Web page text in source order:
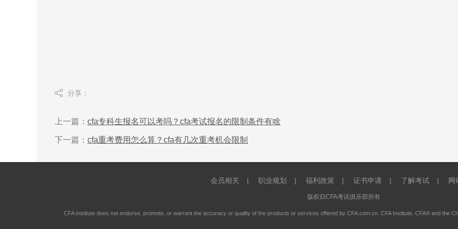
分享：
上一篇： cfa专科生报名可以考吗？cfa考试报名的限制条件有啥
下一篇： cfa重考费用怎么算？cfa有几次重考机会限制
会员相关 | 职业规划 | 福利政策 | 证书申请 | 了解考试 | 网
版权归CFA考试俱乐部所有
CFA Institute does not endorse, promote, or warrant the accuracy or quality of the products or services offered by CFA.com.cn. CFA Institute, CFA® and the